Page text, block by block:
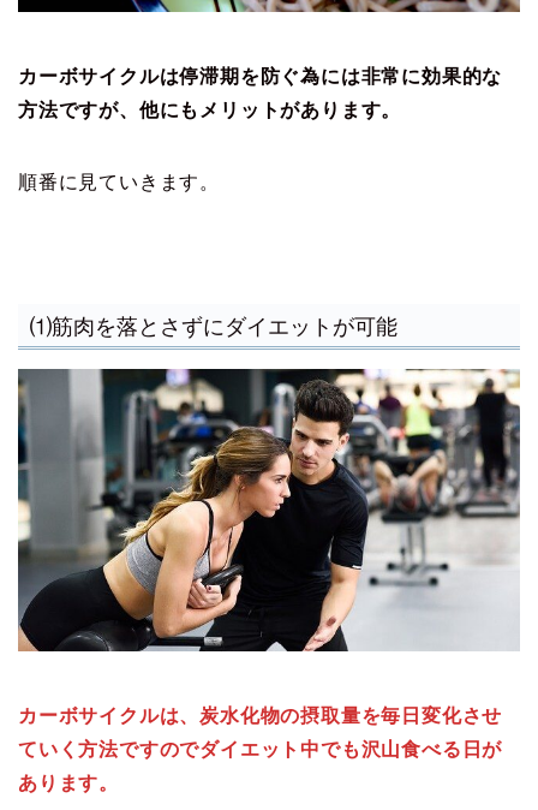
カーボサイクルは停滞期を防ぐ為には非常に効果的な
方法ですが、他にもメリットがあります。
順番に見ていきます。
⑴筋肉を落とさずにダイエットが可能
カーボサイクルは、炭水化物の摂取量を毎日変化させ
ていく方法ですのでダイエット中でも沢山食べる日が
あります。